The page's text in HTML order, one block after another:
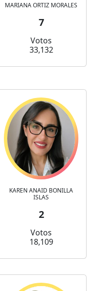
MARIANA ORTIZ MORALES
7
Votos
33,132
KAREN ANAID BONILLA
ISLAS
2
Votos
18,109